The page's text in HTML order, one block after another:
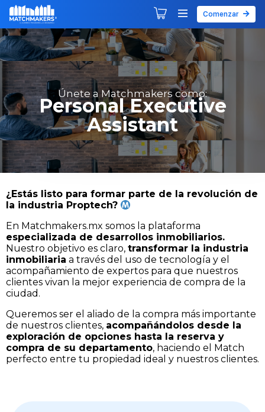
Comenzar
Únete a Matchmakers como:
Personal Executive
Assistant
¿Estás listo para formar parte de la revolución de
la industria Proptech?
En Matchmakers.mx somos la plataforma
especializada de desarrollos inmobiliarios.
Nuestro objetivo es claro, transformar la industria
inmobiliaria a través del uso de tecnología y el
acompañamiento de expertos para que nuestros
clientes vivan la mejor experiencia de compra de la
ciudad.
Queremos ser el aliado de la compra más importante
de nuestros clientes, acompañándolos desde la
exploración de opciones hasta la reserva y
compra de su departamento, haciendo el Match
perfecto entre tu propiedad ideal y nuestros clientes.